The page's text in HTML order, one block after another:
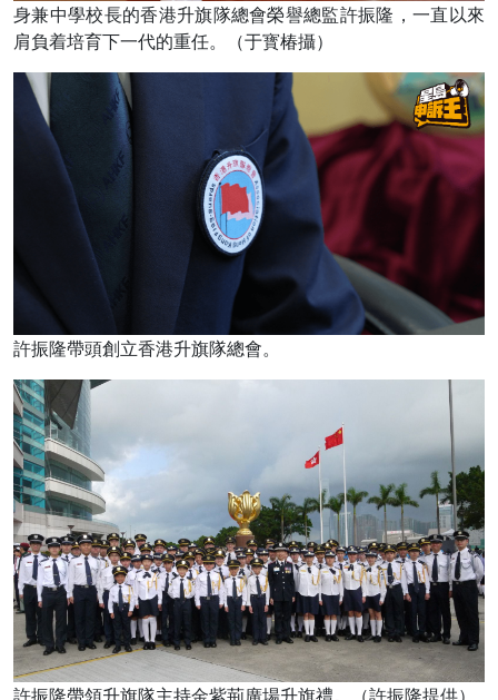
身兼中學校長的香港升旗隊總會榮譽總監許振隆，一直以來
肩負着培育下一代的重任。（于寳椿攝）
許振隆帶頭創立香港升旗隊總會。
許振隆帶領升旗隊主持金紫荊廣場升旗禮。（許振隆提供）